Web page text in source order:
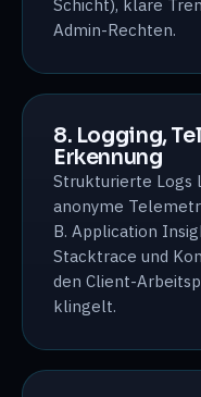
Schicht), klare
Admin-Rechten.
8. Logging,
Erkennung
Strukturierte Logs
anonyme
B. Application
Stacktrace und
den Client-
klingelt.